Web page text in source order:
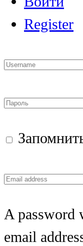
Register
A password
email